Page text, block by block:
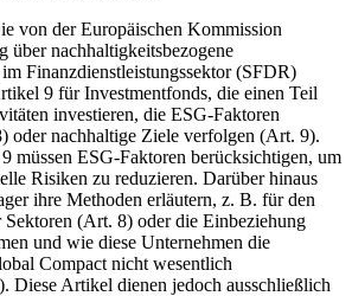
von der Europäischen Kommission
über nachhaltigkeitsbezogene
Finanzdienstleistungssektor (SFDR)
9 für Investmentfonds, die einen Teil
investieren, die ESG-Faktoren
oder nachhaltige Ziele verfolgen (Art. 9).
müssen ESG-Faktoren berücksichtigen, um
Risiken zu reduzieren. Darüber hinaus
ihre Methoden erläutern, z. B. für den
Sektoren (Art. 8) oder die Einbeziehung
und wie diese Unternehmen die
Compact nicht wesentlich
Diese Artikel dienen jedoch ausschließlich